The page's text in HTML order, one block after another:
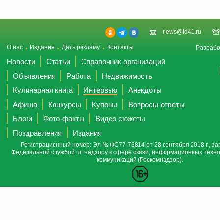
news@id41.ru
О нас Издания Дать рекламу Контакты
Новости Статьи
Справочник организаций
Объявления
Работа
Недвижимость
Кулинарная книга
Интервью
Анекдоты
Афиша
Конкурсы Купоны
Вопросы-ответы
Блоги
Фото-факты
Видео сюжеты
Поздравления
Издания
Регистрационный номер: Эл № ФС77-73814 от 28 сентября 2018 г.,
Федеральной службой по надзору в сфере связи, информационных
коммуникаций (Роскомнадзор).